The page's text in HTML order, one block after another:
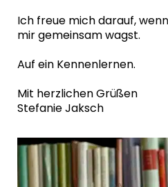
Ich freue mich darauf,
mir gemeinsam wagst.
Auf ein Kennenlernen.
Mit herzlichen Grüßen
Stefanie Jaksch